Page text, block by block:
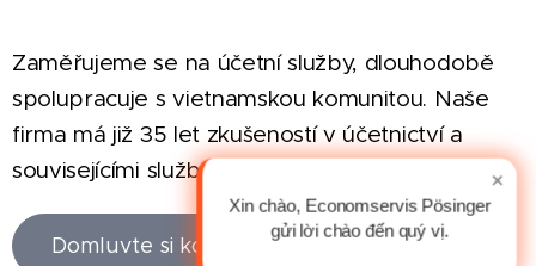
Zaměřujeme se na účetní služby, dlouhodobě
spolupracuje s vietnamskou komunitou. Naše
firma má již 35 let zkušeností v účetnictví a
souvisejícími službami.
Domluvte si konzultaci
×
Xin chào, Economservis Pösinger
gửi lời chào đến quý vị.